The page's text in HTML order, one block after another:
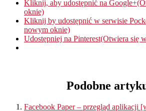
Kliknij, aby udostępnić na
oknie)
Kliknij by udostępnić w serwisie
nowym oknie)
Udostępniej na Pinterest(Otwiera się
Podobne
Facebook Paper – przegląd aplikacji